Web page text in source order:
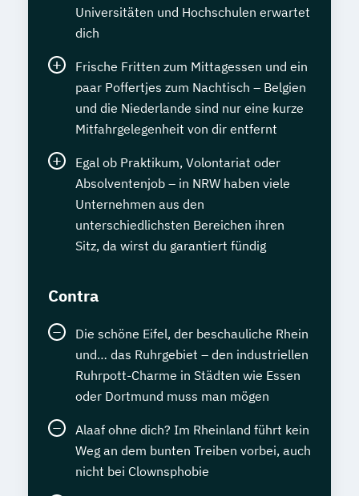
Universitäten und Hochschulen erwartet
dich
Frische Fritten zum Mittagessen und ein
paar Poffertjes zum Nachtisch – Belgien
und die Niederlande sind nur eine kurze
Mitfahrgelegenheit von dir entfernt
Egal ob Praktikum, Volontariat oder
Absolventenjob – in NRW haben viele
Unternehmen aus den
unterschiedlichsten Bereichen ihren
Sitz, da wirst du garantiert fündig
Contra
Die schöne Eifel, der beschauliche Rhein
und… das Ruhrgebiet – den industriellen
Ruhrpott-Charme in Städten wie Essen
oder Dortmund muss man mögen
Alaaf ohne dich? Im Rheinland führt kein
Weg an dem bunten Treiben vorbei, auch
nicht bei Clownsphobie